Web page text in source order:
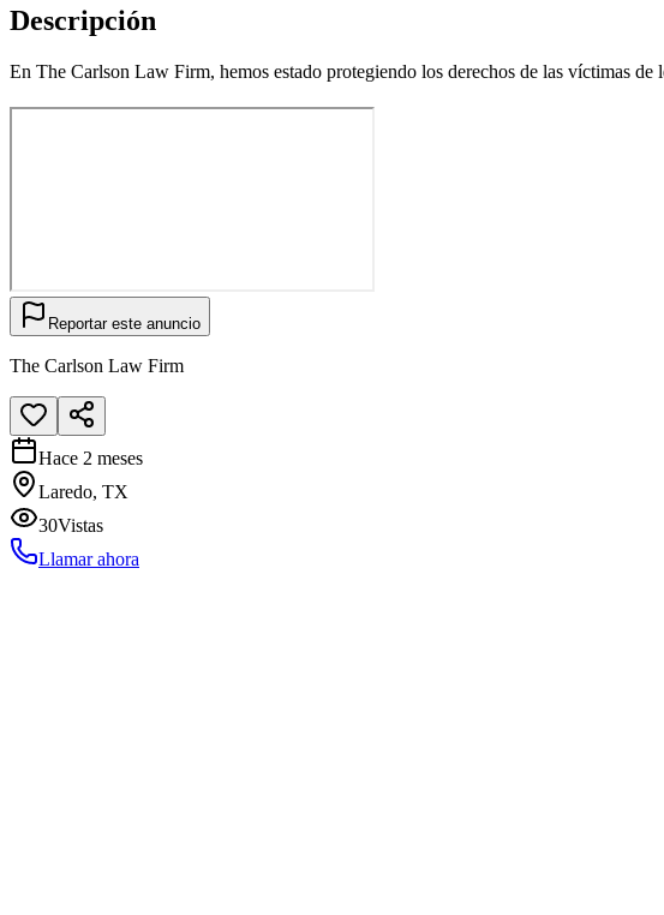
Descripción
En The Carlson Law Firm, hemos estado protegiendo los derechos de las víctimas
Reportar este anuncio
The Carlson Law Firm
Hace 2 meses
Laredo, TX
30Vistas
Llamar ahora